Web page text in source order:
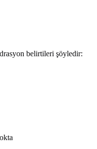
belirtileri şöyledir: